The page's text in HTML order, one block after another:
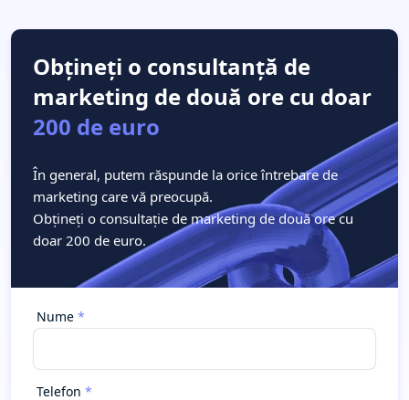
Obțineți o consultanță de
marketing de două ore cu doar
200 de euro
În general, putem răspunde la orice întrebare de
marketing care vă preocupă.
Obțineți o consultație de marketing de două ore cu
doar 200 de euro.
Nume
Telefon